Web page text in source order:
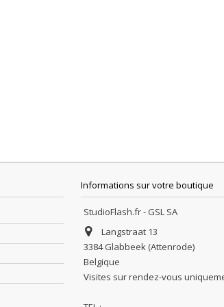
Informations sur votre boutique
StudioFlash.fr - GSL SA
Langstraat 13
3384 Glabbeek (Attenrode)
Belgique
Visites sur rendez-vous